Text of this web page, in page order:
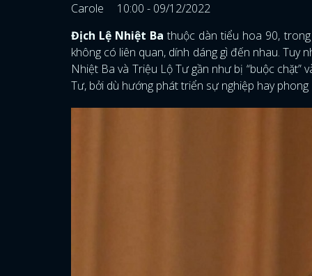
Carole
10:00 - 09/12/2022
Địch Lệ Nhiệt Ba thuộc dàn tiểu hoa 90,
không có liên quan, dính dáng gì đến nhau. Tuy
Nhiệt Ba và Triệu Lộ Tư gần như bị “buộc
Tư, bởi dù hướng phát triển sự nghiệp hay